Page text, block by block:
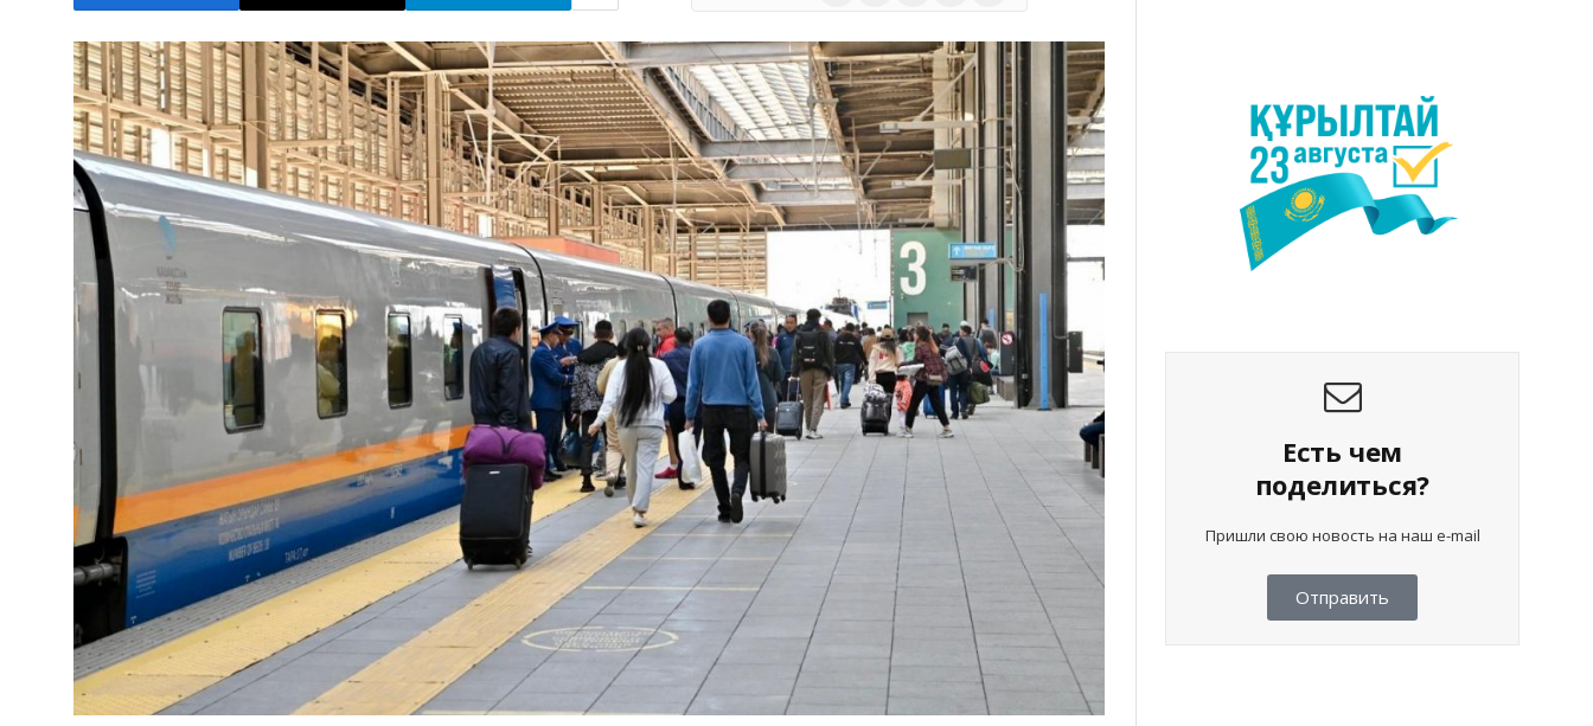
Есть чем
поделиться?
Пришли свою новость на наш e-mail
Отправить